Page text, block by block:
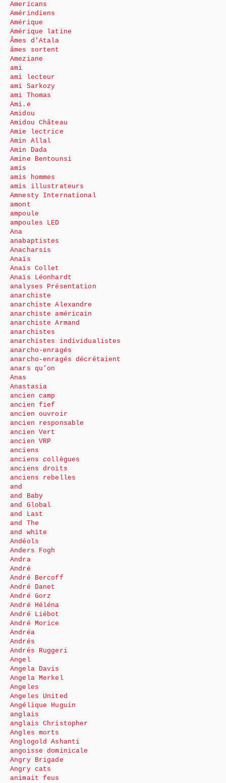
Americans
Amérindiens
Amérique
Amérique latine
Âmes d’Atala
âmes sortent
Ameziane
ami
ami lecteur
ami Sarkozy
ami Thomas
Ami.e
Amidou
Amidou Château
Amie lectrice
Amin Allal
Amin Dada
Amine Bentounsi
amis
amis hommes
amis illustrateurs
Amnesty International
amont
ampoule
ampoules LED
Ana
anabaptistes
Anacharsis
Anaïs
Anaïs Collet
Anaïs Léonhardt
analyses Présentation
anarchiste
anarchiste Alexandre
anarchiste américain
anarchiste Armand
anarchistes
anarchistes individualistes
anarcho-enragés
anarcho-enragés décrétaient
anars qu’on
Anas
Anastasia
ancien camp
ancien fief
ancien ouvroir
ancien responsable
ancien Vert
ancien VRP
anciens
anciens collègues
anciens droits
anciens rebelles
and
and Baby
and Global
and Last
and The
and white
Andéols
Anders Fogh
Andra
André
André Bercoff
André Danet
André Gorz
André Héléna
André Liébot
André Morice
Andréa
Andrés
Andrés Ruggeri
Angel
Angela Davis
Angela Merkel
Angeles
Angeles United
Angélique Huguin
anglais
anglais Christopher
Angles morts
Anglogold Ashanti
angoisse dominicale
Angry Brigade
Angry cats
animait feus